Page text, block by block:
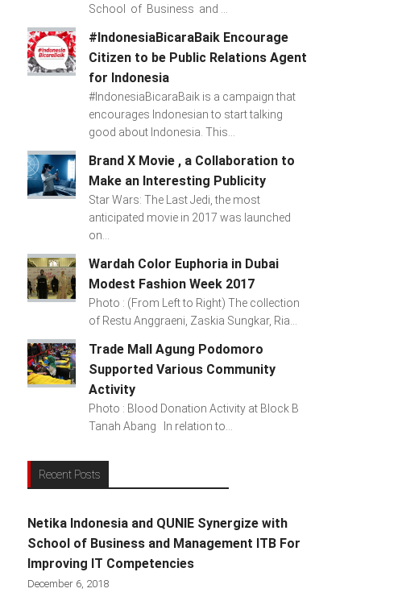
School of Business and ...
#IndonesiaBicaraBaik Encourage
Citizen to be Public Relations Agent
for Indonesia
#IndonesiaBicaraBaik is a campaign that
encourages Indonesian to start talking
good about Indonesia. This...
Brand X Movie , a Collaboration to
Make an Interesting Publicity
Star Wars: The Last Jedi, the most
anticipated movie in 2017 was launched
on...
Wardah Color Euphoria in Dubai
Modest Fashion Week 2017
Photo : (From Left to Right) The collection
of Restu Anggraeni, Zaskia Sungkar, Ria...
Trade Mall Agung Podomoro
Supported Various Community
Activity
Photo : Blood Donation Activity at Block B
Tanah Abang In relation to...
Recent Posts
Netika Indonesia and QUNIE Synergize with
School of Business and Management ITB For
Improving IT Competencies
December 6, 2018